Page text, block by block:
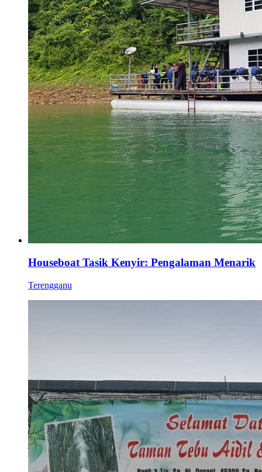
Houseboat Tasik Kenyir: Pengalaman Menarik
Terengganu